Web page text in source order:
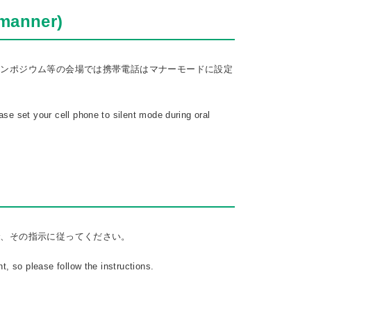
ポジウム等の会場では携帯電話はマナーモードに設定
set your cell phone to silent mode during oral
その指示に従ってください。
so please follow the instructions.